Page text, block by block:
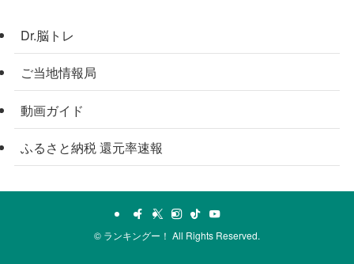
Dr.脳トレ
ご当地情報局
動画ガイド
ふるさと納税 還元率速報
© ランキングー！ All Rights Reserved.